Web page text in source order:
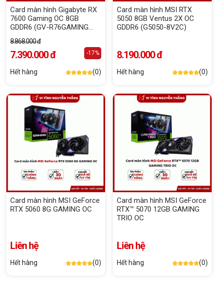
Card màn hình Gigabyte RX
7600 Gaming OC 8GB
GDDR6 (GV-R76GAMING
8.868.000 đ
7.390.000 đ -17%
Hết hàng (0)
Card màn hình MSI RTX
5050 8GB Ventus 2X OC
GDDR6 (G5050-8V2C)
8.190.000 đ
Hết hàng (0)
Card màn hình MSI GeForce
RTX 5060 8G GAMING OC
Liên hệ
Hết hàng (0)
Card màn hình MSI GeForce
RTX™ 5070 12GB GAMING
TRIO OC
Liên hệ
Hết hàng (0)